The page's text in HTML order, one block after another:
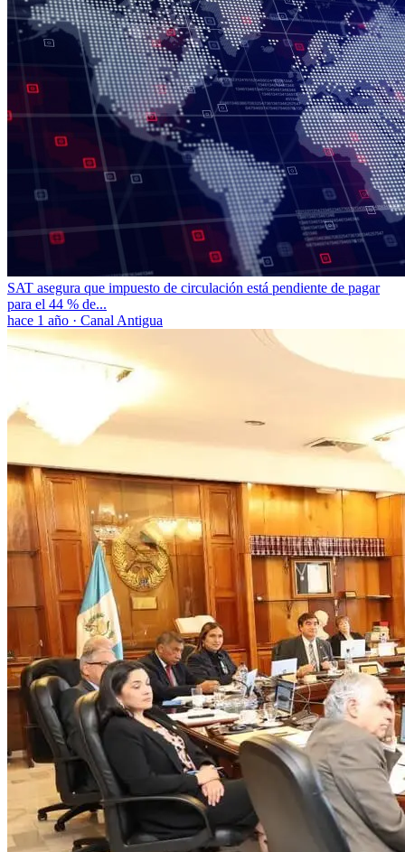
SAT asegura que impuesto de circulación está pendiente de pagar
para el 44 % de...
hace 1 año · Canal Antigua